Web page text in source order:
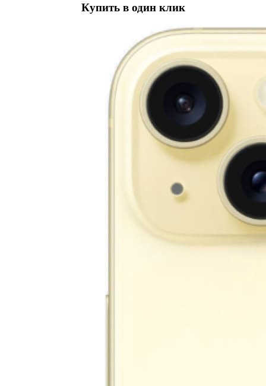
Купить в один клик